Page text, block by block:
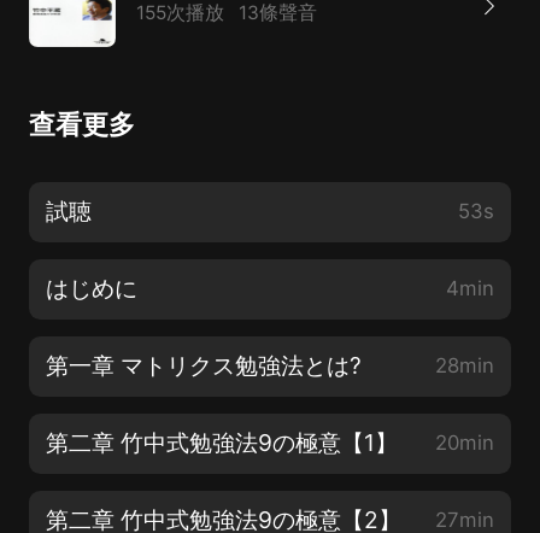
155次播放 13條聲音
查看更多
試聴 53s
はじめに 4min
第一章 マトリクス勉強法とは? 28min
第二章 竹中式勉強法9の極意【1】 20min
第二章 竹中式勉強法9の極意【2】 27min